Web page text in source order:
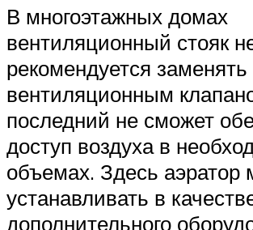
В многоэтажных домах
вентиляционный стояк
рекомендуется заменять
вентиляционным
последний не сможет
доступ воздуха в
объемах. Здесь аэратор
устанавливать в
дополнительного